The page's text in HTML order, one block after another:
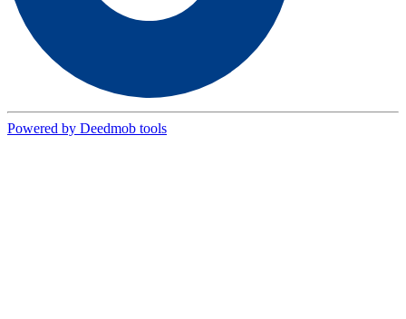
Powered by Deedmob tools